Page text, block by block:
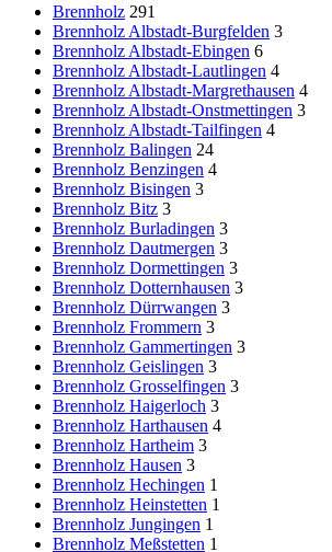
Brennholz 291
Brennholz Albstadt-Burgfelden 3
Brennholz Albstadt-Ebingen 6
Brennholz Albstadt-Lautlingen 4
Brennholz Albstadt-Margrethausen 4
Brennholz Albstadt-Onstmettingen 3
Brennholz Albstadt-Tailfingen 4
Brennholz Balingen 24
Brennholz Benzingen 4
Brennholz Bisingen 3
Brennholz Bitz 3
Brennholz Burladingen 3
Brennholz Dautmergen 3
Brennholz Dormettingen 3
Brennholz Dotternhausen 3
Brennholz Dürrwangen 3
Brennholz Frommern 3
Brennholz Gammertingen 3
Brennholz Geislingen 3
Brennholz Grosselfingen 3
Brennholz Haigerloch 3
Brennholz Harthausen 4
Brennholz Hartheim 3
Brennholz Hausen 3
Brennholz Hechingen 1
Brennholz Heinstetten 1
Brennholz Jungingen 1
Brennholz Meßstetten 1